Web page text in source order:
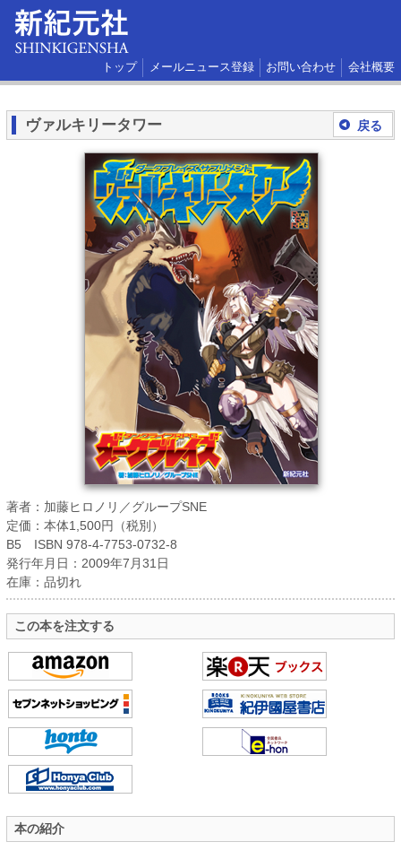
トップ メールニュース登録 お問い合わせ 会社概要
戻る
ヴァルキリータワー
著者：加藤ヒロノリ／グループSNE
定価：本体1,500円（税別）
B5 ISBN 978-4-7753-0732-8
発行年月日：2009年7月31日
在庫：品切れ
この本を注文する
本の紹介